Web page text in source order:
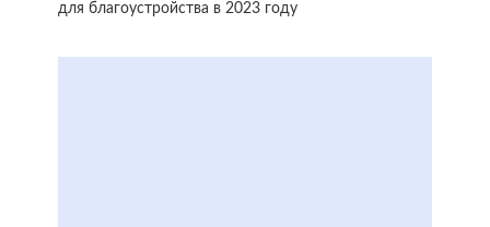
для благоустройства в 2023 году